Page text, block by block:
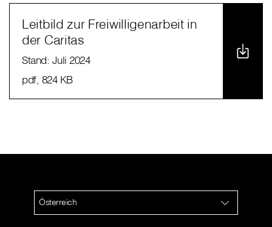
Leitbild zur Freiwilligenarbeit in
der Caritas
Stand: Juli 2024
pdf, 824 KB
Österreich